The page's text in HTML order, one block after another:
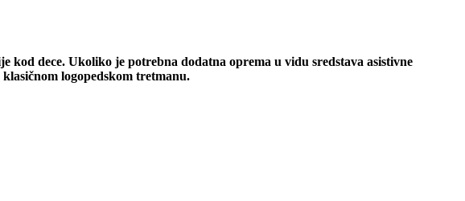
dece. Ukoliko je potrebna dodatna oprema u vidu sredstava asistivne
logopedskom tretmanu.